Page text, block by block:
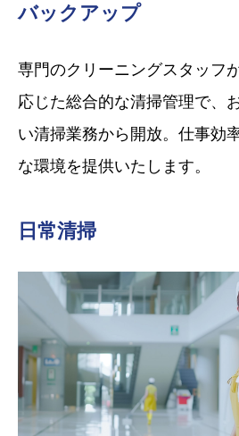
バックアップ
専門のクリーニングスタッフ
応じた総合的な清掃管理で、
い清掃業務から開放。仕事効
な環境を提供いたします。
日常清掃